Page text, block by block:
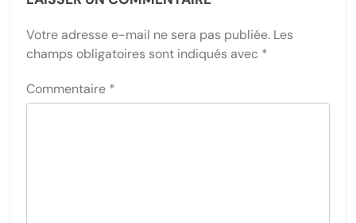
Votre adresse e-mail ne sera pas publiée. Les
champs obligatoires sont indiqués avec *
Commentaire *